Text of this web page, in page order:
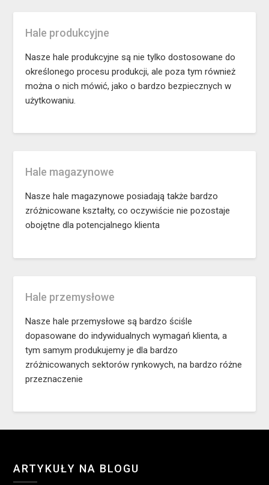
Hale produkcyjne
Nasze hale produkcyjne są nie tylko dostosowane do
określonego procesu produkcji, ale poza tym również
można o nich mówić, jako o bardzo bezpiecznych w
użytkowaniu.
Hale magazynowe
Nasze hale magazynowe posiadają także bardzo
zróżnicowane kształty, co oczywiście nie pozostaje
obojętne dla potencjalnego klienta
Hale przemysłowe
Nasze hale przemysłowe są bardzo ściśle
dopasowane do indywidualnych wymagań klienta, a
tym samym produkujemy je dla bardzo
zróżnicowanych sektorów rynkowych, na bardzo różne
przeznaczenie
ARTYKUŁY NA BLOGU